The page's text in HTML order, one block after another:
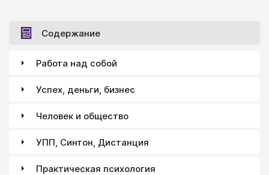
Содержание
Работа над собой
Успех, деньги, бизнес
Человек и общество
УПП, Синтон, Дистанция
Практическая психология